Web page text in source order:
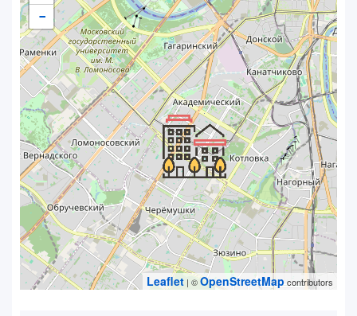
−
Leaflet | ©OpenStreetMap contributors